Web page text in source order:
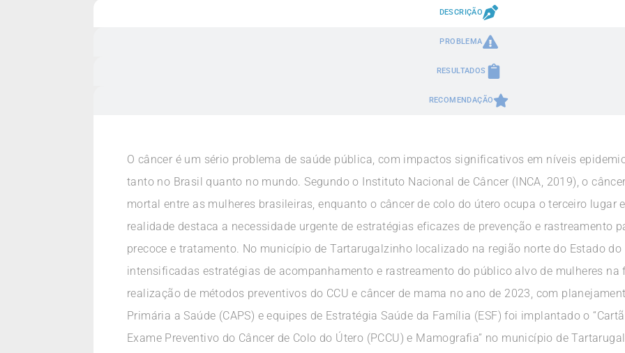
DESCRIÇÃO
PROBLEMA
RESULTADOS
RECOMENDAÇÃO
O câncer é um sério problema de saúde pública, com impactos significativos em níveis
tanto no Brasil quanto no mundo. Segundo o Instituto Nacional de Câncer (INCA, 2019), o
mortal entre as mulheres brasileiras, enquanto o câncer de colo do útero ocupa o terceiro lugar
realidade destaca a necessidade urgente de estratégias eficazes de prevenção e rastreamento
precoce e tratamento. No município de Tartarugalzinho localizado na região norte do Estado
intensificadas estratégias de acompanhamento e rastreamento do público alvo de mulheres
realização de métodos preventivos do CCU e câncer de mama no ano de 2023, com
Primária a Saúde (CAPS) e equipes de Estratégia Saúde da Família (ESF) foi implantado o
Exame Preventivo do Câncer de Colo do Útero (PCCU) e Mamografia” no município de